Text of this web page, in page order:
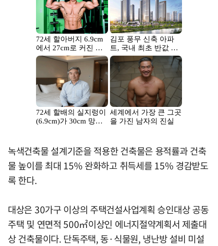
녹색건축물 설계기준을 적용한 건축물은 용적률과 건축
물 높이를 최대 15% 완화하고 취득세를 15% 경감받도
록 한다.
대상은 30가구 이상의 주택건설사업계획 승인대상 공동
주택 및 연면적 500㎡이상인 에너지절약계획서 제출대
상 건축물이다. 단독주택, 동·식물원, 냉난방 설비 미설